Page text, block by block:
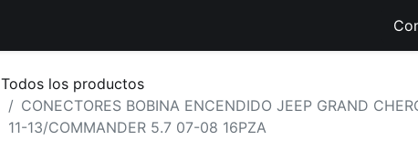
Todos los productos
CONECTORES BOBINA ENCENDIDO JEEP GRAND
11-13/COMMANDER 5.7 07-08 16PZA